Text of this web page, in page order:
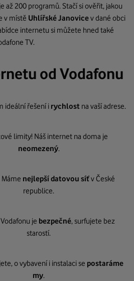
až 200 programů. Stačí si ověřit, jakou
v místě Uhlířské Janovicev dané obci
internetu si můžete hned také
TV.
od Vodafonu
ideální řešení i rychlost na vaší adrese.
limity! Náš internet na doma je
neomezený.
nejlepší datovou síťv České
republice.
je bezpečné, surfujete bez
starostí.
o vybavení i instalaci se postaráme
my.